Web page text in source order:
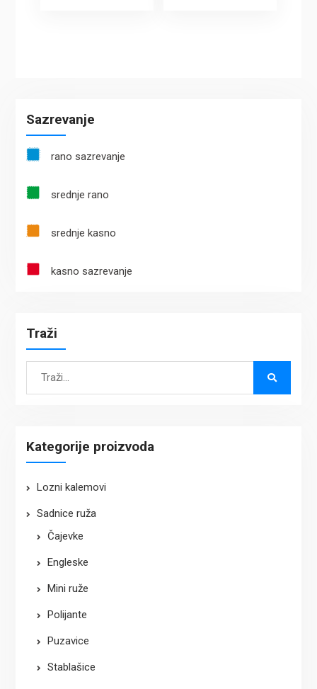
Sazrevanje
rano sazrevanje
srednje rano
srednje kasno
kasno sazrevanje
Traži
Search
Kategorije proizvoda
Lozni kalemovi
Sadnice ruža
Čajevke
Engleske
Mini ruže
Polijante
Puzavice
Stablašice